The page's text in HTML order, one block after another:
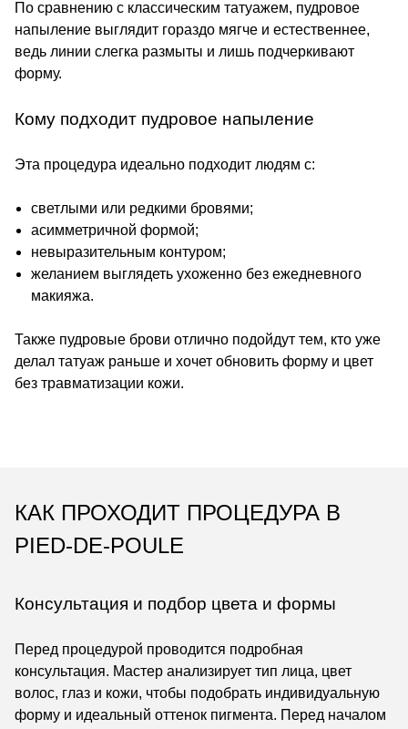
По сравнению с классическим татуажем, пудровое
напыление выглядит гораздо мягче и естественнее,
ведь линии слегка размыты и лишь подчеркивают
форму.
Кому подходит пудровое напыление
Эта процедура идеально подходит людям с:
светлыми или редкими бровями;
асимметричной формой;
невыразительным контуром;
желанием выглядеть ухоженно без ежедневного
макияжа.
Также пудровые брови отлично подойдут тем, кто уже
делал татуаж раньше и хочет обновить форму и цвет
без травматизации кожи.
КАК ПРОХОДИТ ПРОЦЕДУРА В
PIED-DE-POULE
Консультация и подбор цвета и формы
Перед процедурой проводится подробная
консультация. Мастер анализирует тип лица, цвет
волос, глаз и кожи, чтобы подобрать индивидуальную
форму и идеальный оттенок пигмента. Перед началом